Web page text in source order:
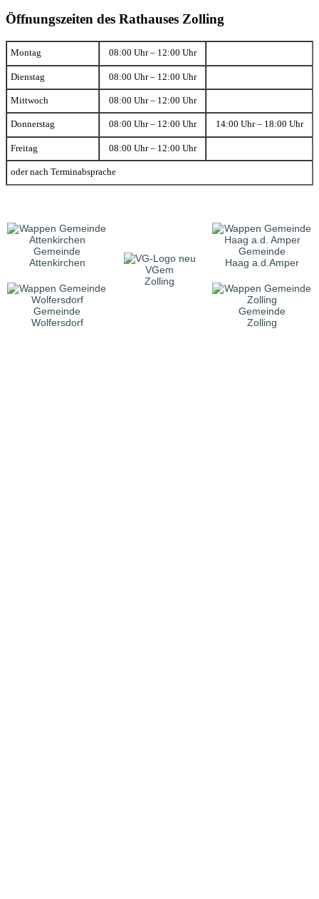
Öffnungszeiten des Rathauses Zolling
Montag 08:00 Uhr – 12:00 Uhr
Dienstag 08:00 Uhr – 12:00 Uhr
Mittwoch 08:00 Uhr – 12:00 Uhr
Donnerstag 08:00 Uhr – 12:00 Uhr 14:00 Uhr – 18:00 Uhr
Freitag 08:00 Uhr – 12:00 Uhr
oder nach Terminabsprache
Gemeinde
Attenkirchen
VGem
Zolling
Gemeinde
Haag a.d.Amper
Gemeinde
Wolfersdorf
Gemeinde
Zolling